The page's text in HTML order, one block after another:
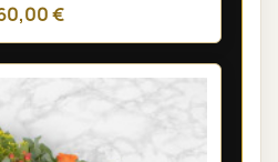
€